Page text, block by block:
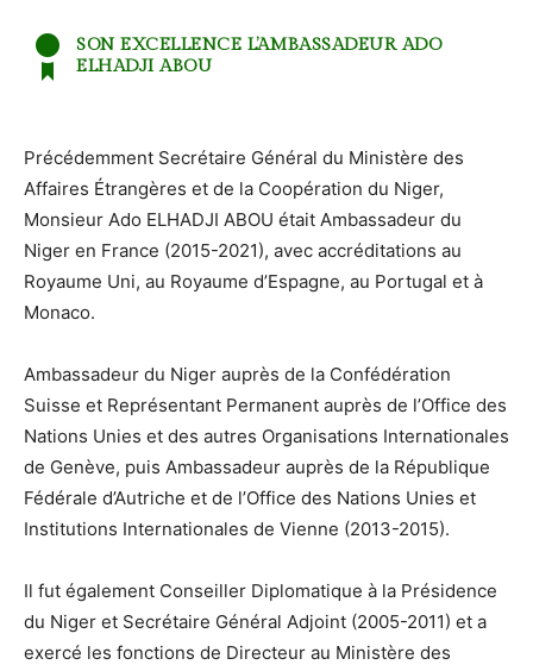
SON EXCELLENCE L’AMBASSADEUR ADO
ELHADJI ABOU
Précédemment Secrétaire Général du Ministère des
Affaires Étrangères et de la Coopération du Niger,
Monsieur Ado ELHADJI ABOU était Ambassadeur du
Niger en France (2015-2021), avec accréditations au
Royaume Uni, au Royaume d’Espagne, au Portugal et à
Monaco.
Ambassadeur du Niger auprès de la Confédération
Suisse et Représentant Permanent auprès de l’Office des
Nations Unies et des autres Organisations Internationales
de Genève, puis Ambassadeur auprès de la République
Fédérale d’Autriche et de l’Office des Nations Unies et
Institutions Internationales de Vienne (2013-2015).
Il fut également Conseiller Diplomatique à la Présidence
du Niger et Secrétaire Général Adjoint (2005-2011) et a
exercé les fonctions de Directeur au Ministère des